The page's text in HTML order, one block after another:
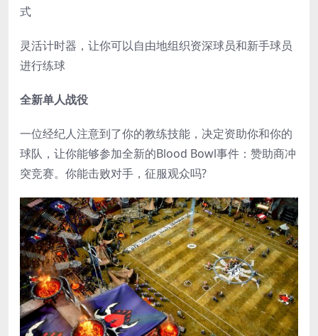
式
灵活计时器，让你可以自由地组织资深球员和新手球员
进行练球
全新单人战役
一位经纪人注意到了你的教练技能，决定资助你和你的
球队，让你能够参加全新的Blood Bowl事件：赞助商冲
突竞赛。你能击败对手，征服观众吗?